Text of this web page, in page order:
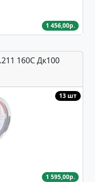
1 456,00р.
160С Дк100
13 шт
1 595,00р.